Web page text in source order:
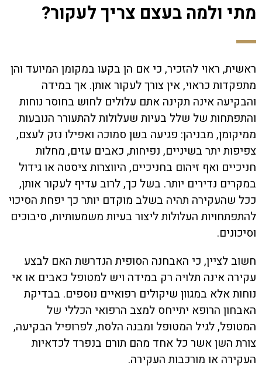
מתי ולמה בעצם צריך לעקור?
ראשית, ראוי להזכיר, כי אם הן בקעו במקומן המיועד והן
מתפקדות כראוי, אין צורך לעקור אותן. אך במידה
והבקיעה אינה תקינה אתם עלולים לחוש בחוסר נוחות
והתפתחות של שלל בעיות שעלולות להתעורר הנובעות
ממיקומן, מבניהן: פגיעה בשן סמוכה ואפילו נזק לעצם,
צפיפות יתר בשיניים, נפיחות, כאבים עזים, מחלות
חניכיים ואף זיהום בחניכיים, היווצרות ציסטה או גידול
במקרים נדירים יותר. בשל כך, לרוב עדיף לעקור אותן,
ככל שהעקירה תהיה בשלב מוקדם יותר כך יפחת הסיכוי
להתפתחויות העלולות ליצור בעיות משמעותיות, סיבוכים
וסיכונים.
חשוב לציין, כי האבחנה הסופית הנדרשת האם לבצע
עקירה אינה תלויה רק במידה ויש למטופל כאבים או אי
נוחות אלא במגוון שיקולים רפואיים נוספים. בבדיקת
האבחון הרופא יתייחס למצב הרפואי הכללי של
המטופל, לגיל המטופל ומבנה הלסת, לפרופיל הבקיעה,
צורת השן אשר כל אחד מהם תורם בנפרד לכדאיות
העקירה או מורכבות העקירה.